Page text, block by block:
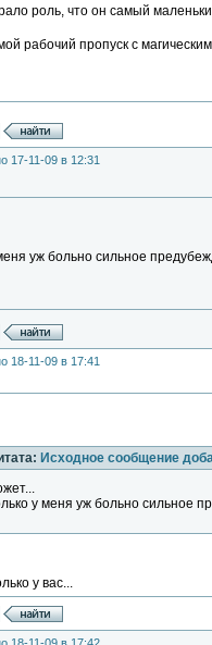
роль, что он самый
рабочий пропуск с
17-11-09 в 12:31
уж больно сильное
18-11-09 в 17:41
Исходное сообщение
у меня уж больно сильное
у вас...